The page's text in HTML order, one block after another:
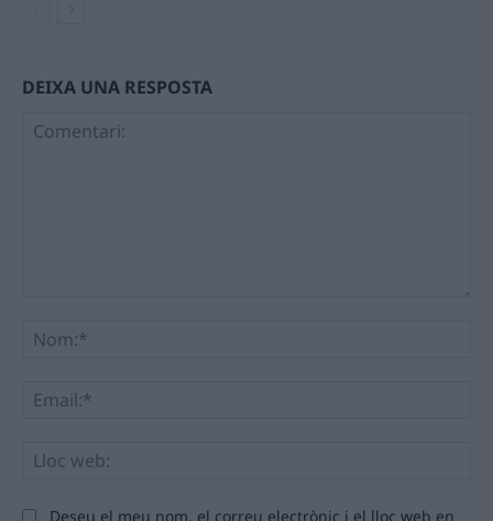
DEIXA UNA RESPOSTA
Deseu el meu nom, el correu electrònic i el lloc web en